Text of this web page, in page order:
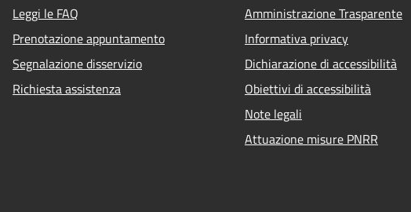
Leggi le FAQ
Prenotazione appuntamento
Segnalazione disservizio
Richiesta assistenza
Amministrazione Trasparente
Informativa privacy
Dichiarazione di accessibilità
Obiettivi di accessibilità
Note legali
Attuazione misure PNRR